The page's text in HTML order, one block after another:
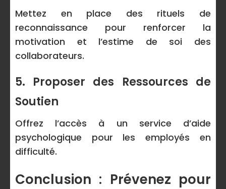
Mettez en place des rituels de
reconnaissance pour renforcer la
motivation et l’estime de soi des
collaborateurs.
5. Proposer des Ressources de
Soutien
Offrez l’accès à un service d’aide
psychologique pour les employés en
difficulté.
Conclusion : Prévenez pour